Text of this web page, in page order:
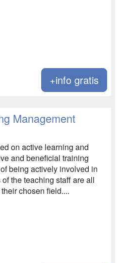
+info gratis
Management
on active learning and
and beneficial training
being actively involved in
the teaching staff are all
chosen field....